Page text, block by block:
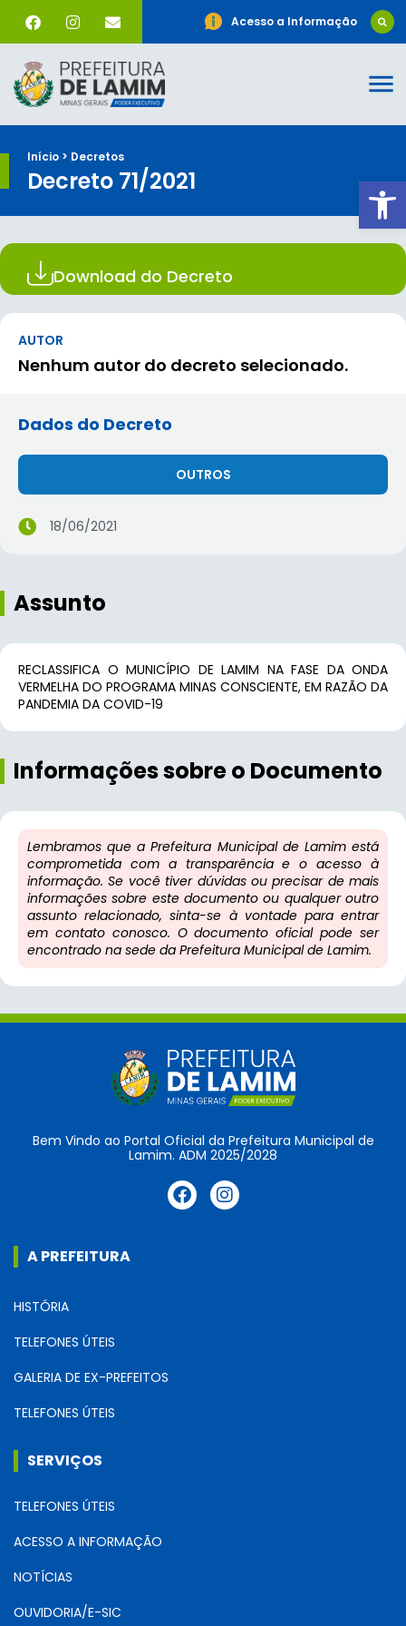
Acesso a Informação
Início > Decretos
Decreto 71/2021
Download do Decreto
AUTOR
Nenhum autor do decreto selecionado.
Dados do Decreto
OUTROS
18/06/2021
Assunto
RECLASSIFICA O MUNICÍPIO DE LAMIM NA FASE DA ONDA
VERMELHA DO PROGRAMA MINAS CONSCIENTE, EM RAZÃO DA
PANDEMIA DA COVID-19
Informações sobre o Documento
Lembramos que a Prefeitura Municipal de Lamim está
comprometida com a transparência e o acesso à
informação. Se você tiver dúvidas ou precisar de mais
informações sobre este documento ou qualquer outro
assunto relacionado, sinta-se à vontade para entrar
em contato conosco. O documento oficial pode ser
encontrado na sede da Prefeitura Municipal de Lamim.
Bem Vindo ao Portal Oficial da Prefeitura Municipal de
Lamim. ADM 2025/2028
A PREFEITURA
HISTÓRIA
TELEFONES ÚTEIS
GALERIA DE EX-PREFEITOS
TELEFONES ÚTEIS
SERVIÇOS
TELEFONES ÚTEIS
ACESSO A INFORMAÇÃO
NOTÍCIAS
OUVIDORIA/E-SIC